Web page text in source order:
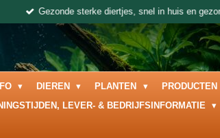
Gezonde sterke diertjes, snel in huis en
DIEREN PLANTEN PRODUCTEN
LEVER- & BEDRIJFSINFORMATIE